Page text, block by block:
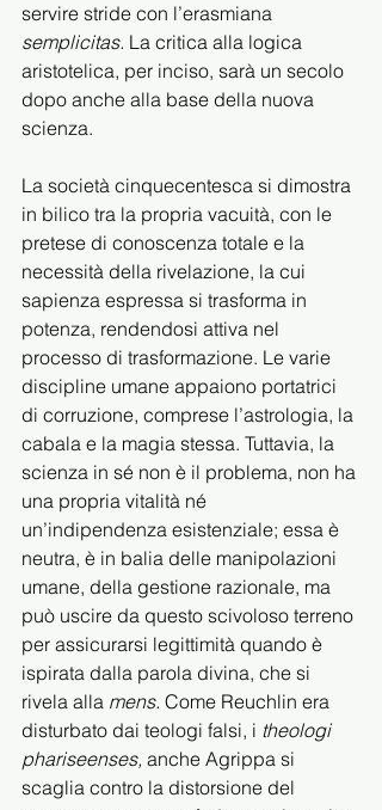
servire stride con l’erasmiana
semplicitas. La critica alla logica
aristotelica, per inciso, sarà un secolo
dopo anche alla base della nuova
scienza.
La società cinquecentesca si dimostra
in bilico tra la propria vacuità, con le
pretese di conoscenza totale e la
necessità della rivelazione, la cui
sapienza espressa si trasforma in
potenza, rendendosi attiva nel
processo di trasformazione. Le varie
discipline umane appaiono portatrici
di corruzione, comprese l’astrologia, la
cabala e la magia stessa. Tuttavia, la
scienza in sé non è il problema, non ha
una propria vitalità né
un’indipendenza esistenziale; essa è
neutra, è in balia delle manipolazioni
umane, della gestione razionale, ma
può uscire da questo scivoloso terreno
per assicurarsi legittimità quando è
ispirata dalla parola divina, che si
rivela alla mens. Come Reuchlin era
disturbato dai teologi falsi, i theologi
phariseenses, anche Agrippa si
scaglia contro la distorsione del